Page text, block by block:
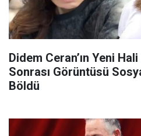
Didem Ceran’ın Yeni
Sonrası Görüntüsü
Böldü